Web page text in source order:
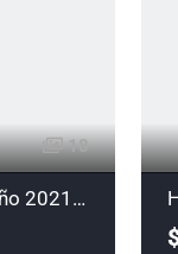
18
Honda CR-V Turbo Plus año 2021 (PM0301)